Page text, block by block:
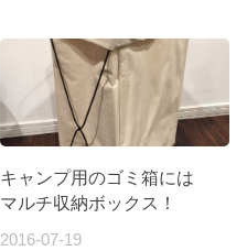
キャンプ用のゴミ箱には
マルチ収納ボックス！
2016-07-19